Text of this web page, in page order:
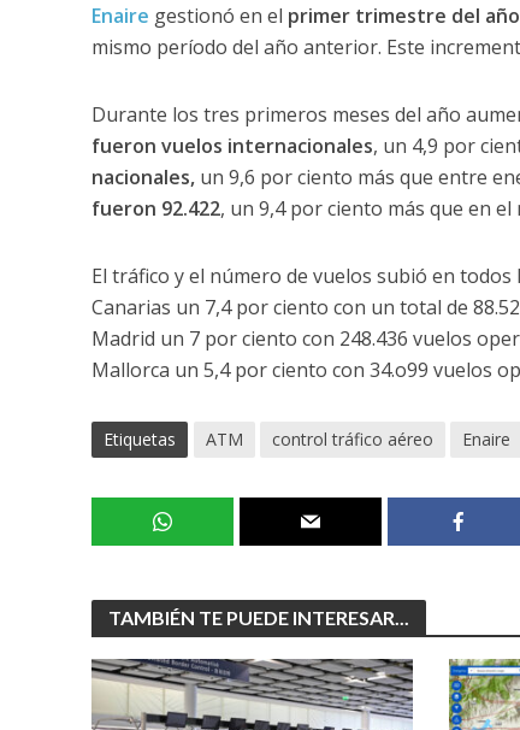
Enaire gestionó en el primer trimestre del
mismo período del año anterior. Este
Durante los tres primeros meses del año
fueron vuelos internacionales, un 4,9 por
nacionales,un 9,6 por ciento más que entre
fueron 92.422, un 9,4 por ciento más que en el
El tráfico y el número de vuelos subió en
Canarias un 7,4 por ciento con un total de
Madrid un 7 por ciento con 248.436 vuelos
Mallorca un 5,4 por ciento con 34.o99 vuelos
Etiquetas ATM control tráfico aéreo Enaire
TAMBIÉN TE PUEDE INTERESAR...